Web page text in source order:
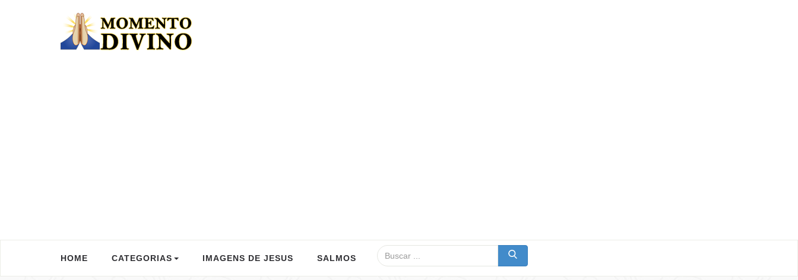
HOME CATEGORIAS IMAGENS DE JESUS SALMOS